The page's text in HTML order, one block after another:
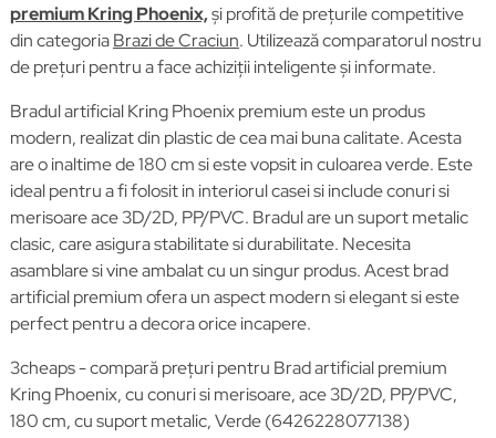
premium Kring Phoenix,și profită de prețurile competitive
din categoriaBrazi de Craciun. Utilizează comparatorul nostru
de prețuri pentru a face achiziții inteligente și informate.
Bradul artificial Kring Phoenix premium este un produs
modern, realizat din plastic de cea mai buna calitate. Acesta
are o inaltime de 180 cm si este vopsit in culoarea verde. Este
ideal pentru a fi folosit in interiorul casei si include conuri si
merisoare ace 3D/2D, PP/PVC. Bradul are un suport metalic
clasic, care asigura stabilitate si durabilitate. Necesita
asamblare si vine ambalat cu un singur produs. Acest brad
artificial premium ofera un aspect modern si elegant si este
perfect pentru a decora orice incapere.
3cheaps - compară prețuri pentru Brad artificial premium
Kring Phoenix, cu conuri si merisoare, ace 3D/2D, PP/PVC,
180 cm, cu suport metalic, Verde (6426228077138)